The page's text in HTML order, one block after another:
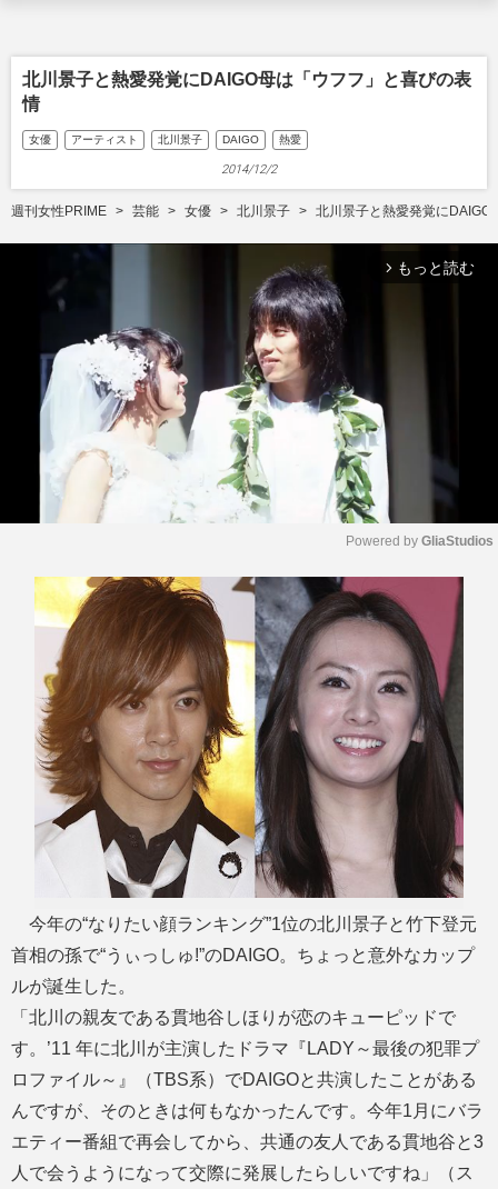
北川景子と熱愛発覚にDAIGO母は「ウフフ」と喜びの表
情
女優 アーティスト 北川景子 DAIGO 熱愛
2014/12/2
週刊女性PRIME 芸能 女優 北川景子 北川景子と熱愛発覚に
arrow_forward_ios もっと読む
t
e
Powered by GliaStudios
今年の“なりたい顔ランキング”1位の北川景子と竹下登元
首相の孫で“うぃっしゅ!”のDAIGO。ちょっと意外なカップ
ルが誕生した。
「北川の親友である貫地谷しほりが恋のキューピッドで
す。’11 年に北川が主演したドラマ『LADY～最後の犯罪プ
ロファイル～』（TBS系）でDAIGOと共演したことがある
んですが、そのときは何もなかったんです。今年1月にバラ
エティー番組で再会してから、共通の友人である貫地谷と3
人で会うようになって交際に発展したらしいですね」（ス